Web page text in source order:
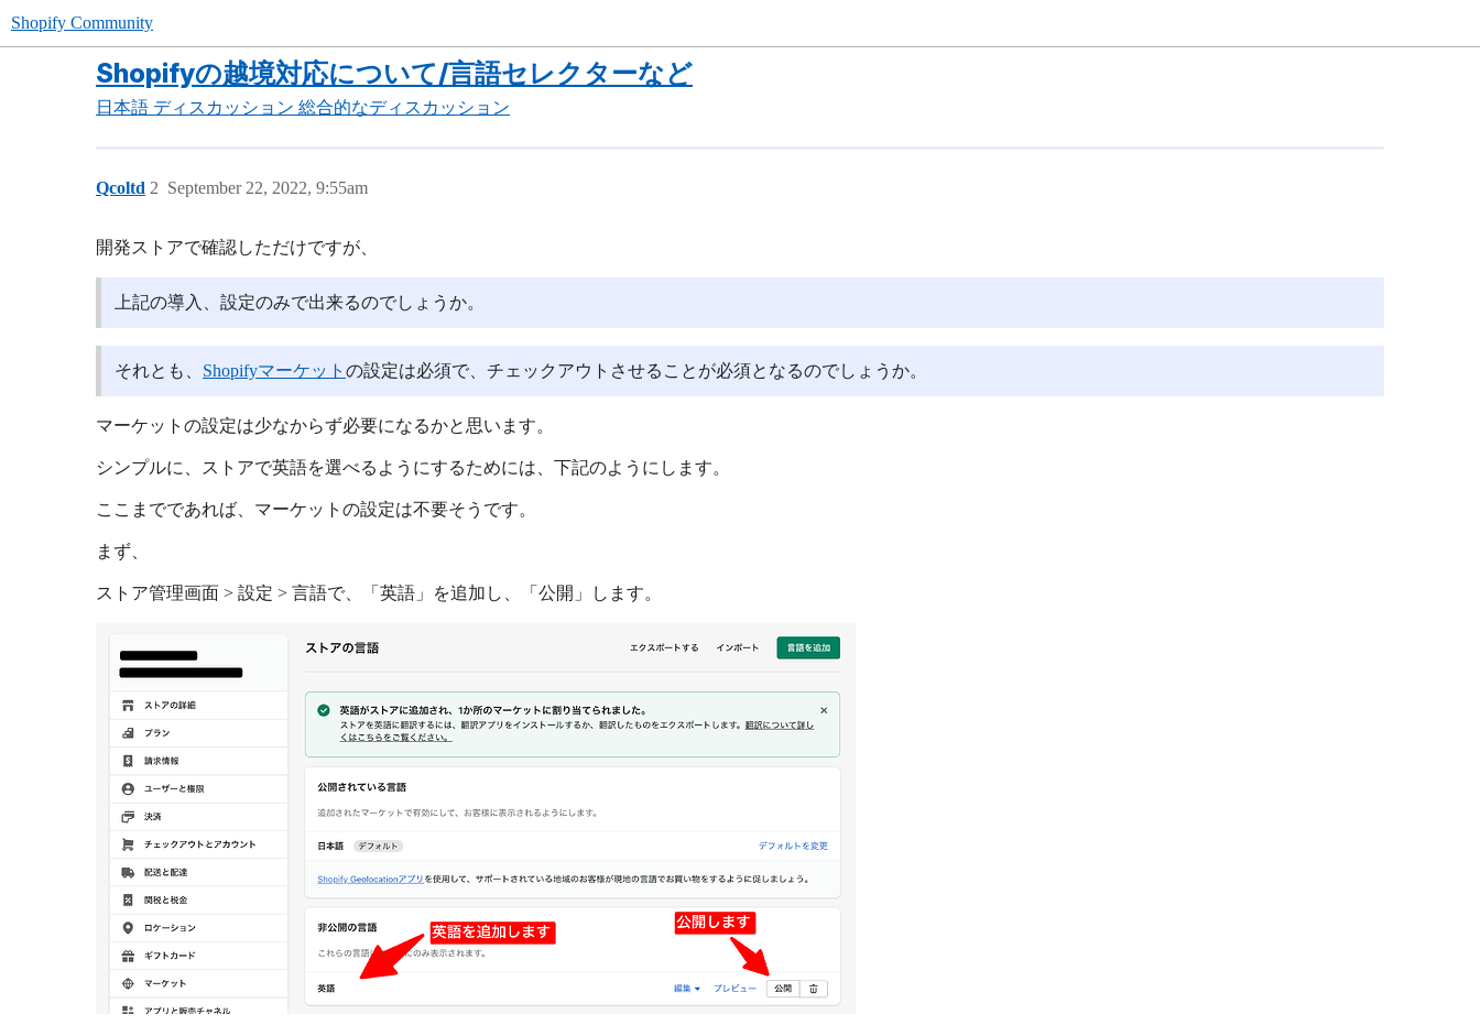
Shopify Community
Shopifyの越境対応について/言語セレクターなど
日本語 ディスカッション 総合的なディスカッション
Qcoltd September 22, 2022, 9:55am
2
開発ストアで確認しただけですが、
上記の導入、設定のみで出来るのでしょうか。
それとも、 Shopifyマーケット の設定は必須で、チェックアウトさせることが必須となるのでしょうか。
マーケットの設定は少なからず必要になるかと思います。
シンプルに、ストアで英語を選べるようにするためには、下記のようにします。
ここまでであれば、マーケットの設定は不要そうです。
まず、
ストア管理画面 > 設定 > 言語で、「英語」を追加し、「公開」します。